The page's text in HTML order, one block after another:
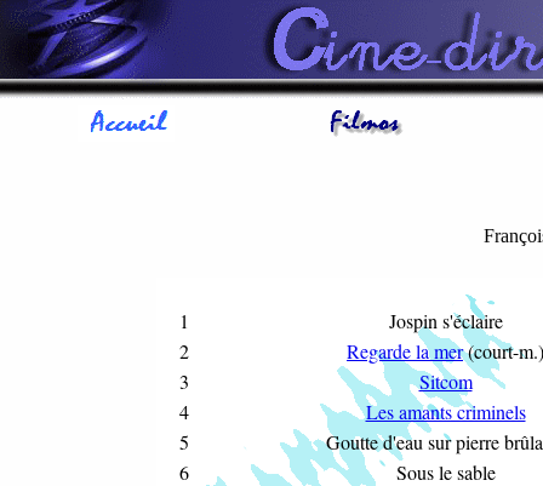
1
Jospin s'éclaire
2
Regarde la mer(court-m.)
3
Sitcom
4
Les amants criminels
5
Goutte d'eau sur pierre
6
Sous le sable